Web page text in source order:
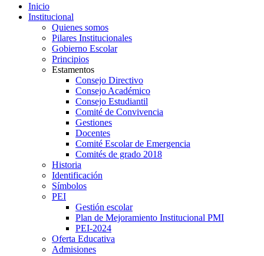
Inicio
Institucional
Quienes somos
Pilares Institucionales
Gobierno Escolar
Principios
Estamentos
Consejo Directivo
Consejo Académico
Consejo Estudiantil
Comité de Convivencia
Gestiones
Docentes
Comité Escolar de Emergencia
Comités de grado 2018
Historia
Identificación
Símbolos
PEI
Gestión escolar
Plan de Mejoramiento Institucional PMI
PEI-2024
Oferta Educativa
Admisiones